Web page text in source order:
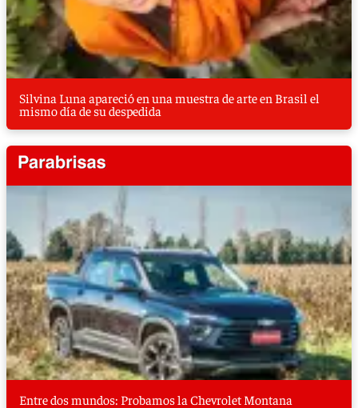
Silvina Luna apareció en una muestra de arte en Brasil el
mismo día de su despedida
Entre dos mundos: Probamos la Chevrolet Montana